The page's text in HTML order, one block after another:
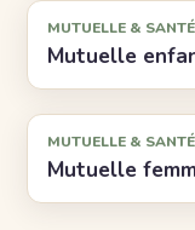
MUTUELLE & SANTÉ
Mutuelle
MUTUELLE & SANTÉ
Mutuelle